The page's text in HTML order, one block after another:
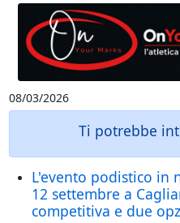
08/03/2026
Ti potrebbe
L'evento podistico in
12 settembre a
competitiva e due